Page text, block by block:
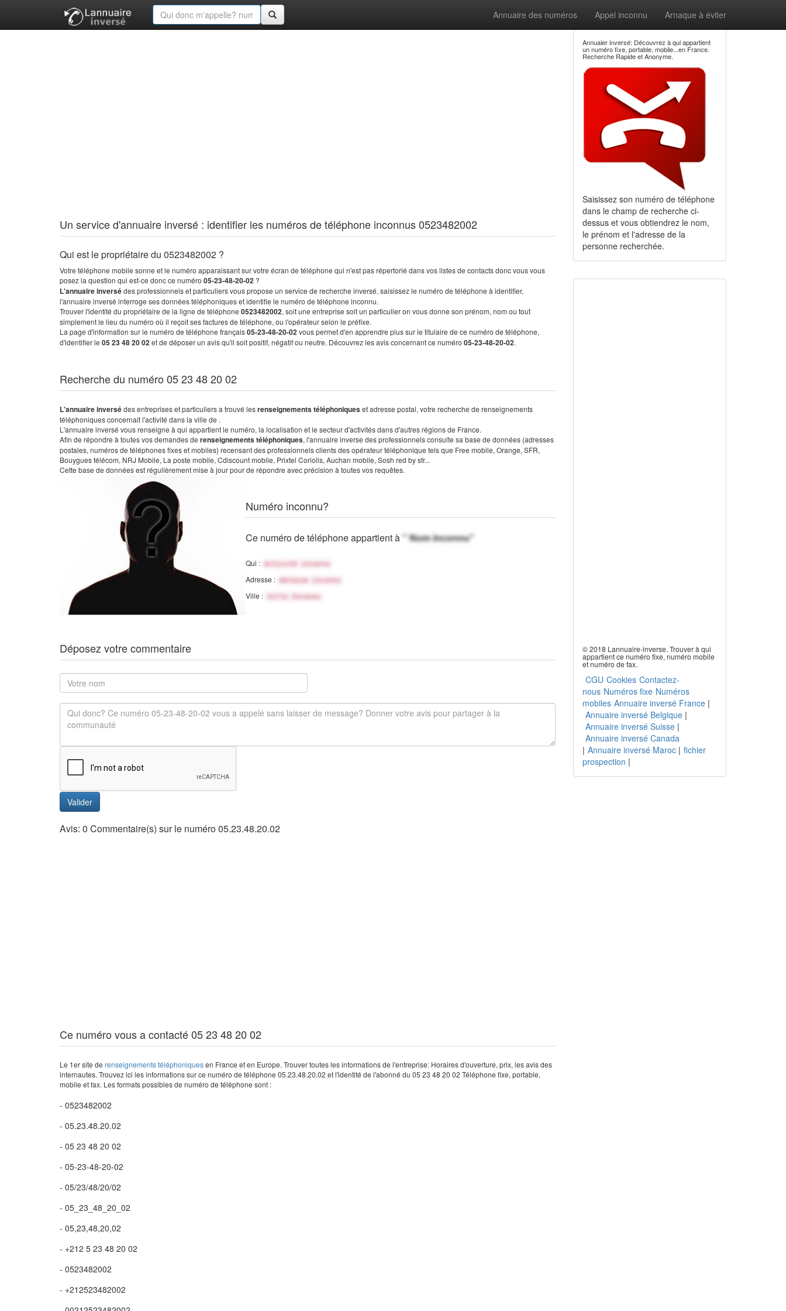
Annuaire des numéros Appel inconnu Arnaque à éviter
Un service d'annuaire inversé : identifier les numéros de téléphone inconnus 0523482002
Qui est le propriétaire du 0523482002 ?
Votre téléphone mobile sonne et le numéro apparaissant sur votre écran de téléphone qui n'est pas répertorié dans vos listes de contacts donc vous vous
posez la question qui est-ce donc ce numéro 05-23-48-20-02 ?
L'annuaire inversédes professionnels et particuliers vous propose un service de recherche inversé, saisissez le numéro de téléphone à identifier,
l'annuaire inversé interroge ses données téléphoniques et identifie le numéro de téléphone inconnu.
Trouver l'identité du propriétaire de la ligne de téléphone 0523482002, soit une entreprise soit un particulier on vous donne son prénom, nom ou tout
simplement le lieu du numéro où il reçoit ses factures de téléphone, ou l'opérateur selon le préfixe.
La page d'information sur le numéro de téléphone français05-23-48-20-02vous permet d'en apprendre plus sur le titulaire de ce numéro de téléphone,
d'identifier le 05 23 48 20 02et de déposer un avis qu'il soit positif, négatif ou neutre. Découvrez les avis concernant ce numéro 05-23-48-20-02.
Recherche du numéro 05 23 48 20 02
L'annuaire inversédes entreprises et particuliers a trouvé lesrenseignements téléphoniqueset adresse postal, votre recherche de renseignements
téléphoniques concernait l'activité dans la ville de .
L'annuaire inversé vous renseigne à qui appartient le numéro, la localisation et le secteur d'activités dans d'autres régions de France.
Afin de répondre à toutes vos demandes de renseignements téléphoniques, l'annuaire inverse des professionnels consulte sa base de données (adresses
postales, numéros de téléphones fixes et mobiles) recensant des professionnels clients des opérateur téléphonique tels que Free mobile, Orange, SFR,
Bouygues télécom, NRJ Mobile, La poste mobile, Cdiscount mobile, Prixtel Coriolis, Auchan mobile, Sosh red by sfr...
Cette base de données est régulièrement mise à jour pour de répondre avec précision à toutes vos requêtes.
Numéro inconnu?
Ce numéro de téléphone appartient à" Nom inconnu"
Qui : Activité inconnu
Adresse : Adresse inconnu
Ville : Ville Inconnu
Déposez votre commentaire
Valider
Avis: 0 Commentaire(s) sur le numéro 05.23.48.20.02
Ce numéro vous a contacté 05 23 48 20 02
Le 1er site de renseignements téléphoniquesen France et en Europe. Trouver toutes les informations de l'entreprise: Horaires d'ouverture, prix, les avis des
internautes. Trouvez ici les informations sur ce numéro de téléphone 05.23.48.20.02 et l'identité de l'abonné du 05 23 48 20 02 Téléphone fixe, portable,
mobile et fax. Les formats possibles de numéro de téléphone sont :
- 0523482002
- 05.23.48.20.02
- 05 23 48 20 02
- 05-23-48-20-02
- 05/23/48/20/02
- 05_23_48_20_02
- 05,23,48,20,02
- +212 5 23 48 20 02
- 0523482002
- +212523482002
Annuaier inversé: Découvrez à qui appartient
un numéro fixe, portable, mobile...en France.
Recherche Rapide et Anonyme.
Saisissez son numéro de téléphone
dans le champ de recherche ci-
dessus et vous obtiendrez le nom,
le prénom et l'adresse de la
personne recherchée.
© 2018 Lannuaire-inverse. Trouver à qui
appartient ce numéro fixe, numéro mobile
et numéro de fax.
CGU Cookies Contactez-
nous Numéros fixe Numéros
mobiles Annuaire inversé France|
Annuaire inversé Belgique|
Annuaire inversé Suisse|
Annuaire inversé Canada
| Annuaire inversé Maroc| fichier
prospection |